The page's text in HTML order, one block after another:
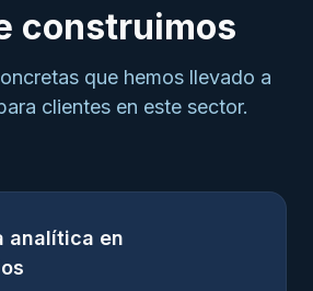
construimos
que hemos llevado a
clientes en este sector.
analítica en